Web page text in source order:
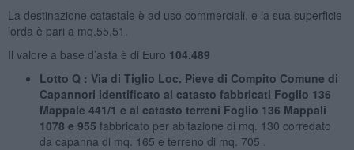
La destinazione catastale è ad uso commerciali, e la sua superficie
lorda è pari a mq.55,51.
Il valore a base d’asta è di Euro 104.489
Lotto Q : Via di Tiglio Loc. Pieve di Compito Comune di
Capannori identificato al catasto fabbricati Foglio 136
Mappale 441/1 e al catasto terreni Foglio 136 Mappali
1078 e 955 fabbricato per abitazione di mq. 130 corredato
da capanna di mq. 165 e terreno di mq. 705 .